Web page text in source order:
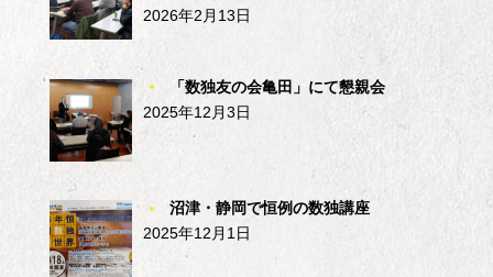
2026年2月13日
「数独友の会亀田」にて懇親会
2025年12月3日
沼津・静岡で恒例の数独講座
2025年12月1日